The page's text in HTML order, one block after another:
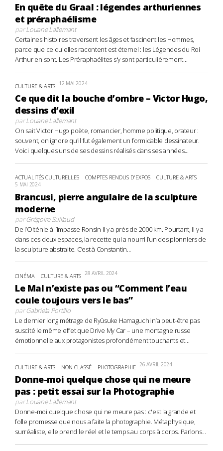
En quête du Graal : légendes arthuriennes
et préraphaélisme
parLouane Lallemant
Certaines histoires traversent les âges et fascinent les Hommes,
parce que ce qu'elles racontent est éternel : les Légendes du Roi
Arthur en sont. Les Préraphaélites s'y sont particulièrement...
CULTURE & ARTS 12 MAI 2024
Ce que dit la bouche d’ombre – Victor Hugo,
dessins d’exil
parLouane Lallemant
On sait Victor Hugo poète, romancier, homme politique, orateur :
souvent, on ignore qu'il fut également un formidable dessinateur.
Voici quelques uns de ses dessins réalisés dans ses années...
ACTUALITÉS CULTURELLES COMPTES RENDUS D'EXPOS CULTURE & ARTS
5 MAI 2024
Brancusi, pierre angulaire de la sculpture
moderne
parGrégoire Suillaud
De l’Olténie à l’impasse Ronsin il y a près de 2000 km. Pourtant, il y a
dans ces deux espaces, la recette qui a nourri l’un des pionniers de
la sculpture abstraite. C’est à Constantin...
CINÉMA CULTURE & ARTS 28 AVRIL 2024
Le Mal n’existe pas ou “Comment l’eau
coule toujours vers le bas”
parGabriela Portillo
Le dernier long métrage de Ryûsuke Hamaguchi n’a peut-être pas
suscité le même effet que Drive My Car – une montagne russe
émotionnelle aux protagonistes profondément touchants et...
CULTURE & ARTS NON CLASSÉ PHOTOGRAPHIE 26 AVRIL 2024
Donne-moi quelque chose qui ne meure
pas : petit essai sur la Photographie
parLouane Lallemant
Donne-moi quelque chose qui ne meure pas : c'est la grande et
folle promesse que nous a faite la photographie. Métaphysique,
surréaliste, elle prend le réel et le temps au corps à corps. Parlons...